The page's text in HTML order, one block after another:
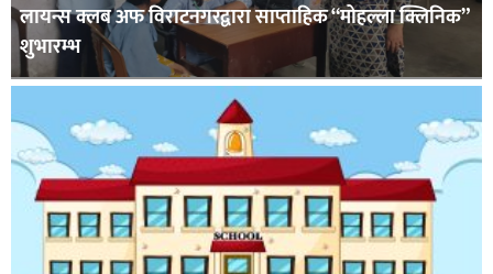
लायन्स क्लब अफ विराटनगरद्वारा साप्ताहिक “मोहल्ला क्लिनिक”
शुभारम्भ